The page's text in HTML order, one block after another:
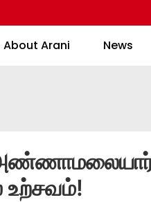
About Arani News
About Arani
உற்சவம்!